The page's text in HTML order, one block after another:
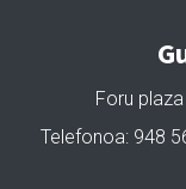
Foru
Telefonoa: 948